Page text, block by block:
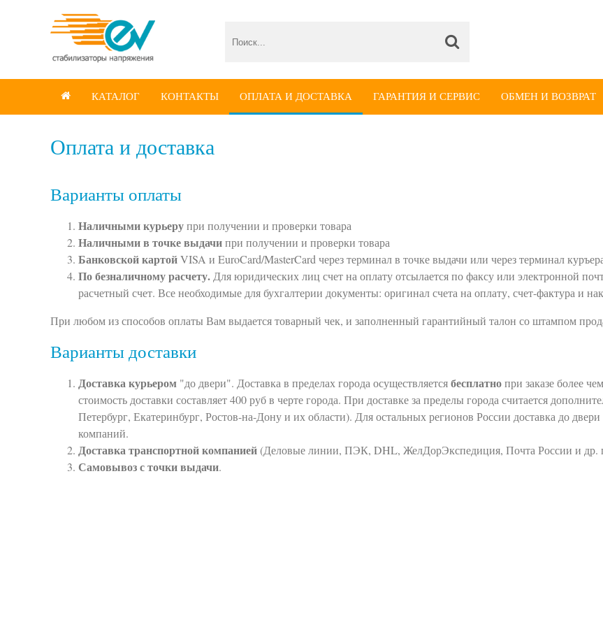
 КАТАЛОГ КОНТАКТЫ ОПЛАТА И ДОСТАВКА ГАРАНТИЯ И СЕРВИС ОБМЕН И ВОЗВРАТ
Оплата и доставка
Варианты оплаты
Наличными курьерупри получении и проверки товара
Наличными в точке выдачипри получении и проверки товара
Банковской картойVISA и EuroCard/MasterCard через терминал в точке выдачи или через терминал
По безналичному расчету. Для юридических лиц счет на оплату отсылается по факсу или электронной
расчетный счет. Все необходимые для бухгалтерии документы: оригинал счета на оплату, счет-фактура и
При любом из способов оплаты Вам выдается товарный чек, и заполненный гарантийный талон со штампом
Варианты доставки
Доставка курьером "до двери". Доставка в пределах города осуществляетсябесплатнопри заказе более
стоимость доставки составляет 400 руб в черте города. При доставке за пределы города считается
Петербург, Екатеринбург, Ростов-на-Дону и их области). Для остальных регионов России доставка до
компаний.
Доставка транспортной компанией (Деловые линии, ПЭК, DHL, ЖелДорЭкспедиция, Почта России и др.
Самовывоз с точки выдачи.